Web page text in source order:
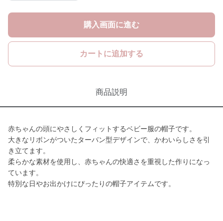
購入画面に進む
カートに追加する
商品説明
赤ちゃんの頭にやさしくフィットするベビー服の帽子です。
大きなリボンがついたターバン型デザインで、かわいらしさを引
き立てます。
柔らかな素材を使用し、赤ちゃんの快適さを重視した作りになっ
ています。
特別な日やお出かけにぴったりの帽子アイテムです。